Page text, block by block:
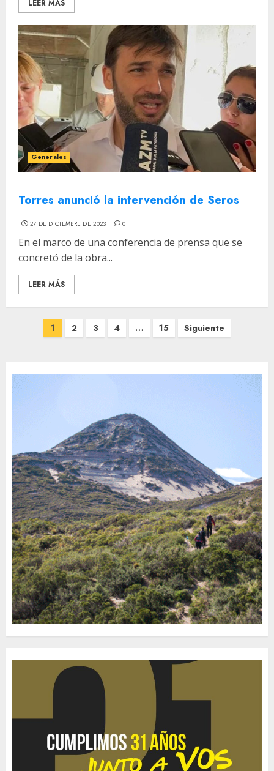
LEER MÁS
Generales
Torres anunció la intervención de Seros
27 DE DICIEMBRE DE 2023 0
En el marco de una conferencia de prensa que se
concretó de la obra...
LEER MÁS
Paginación
1 2 3 4 … 15 Siguiente